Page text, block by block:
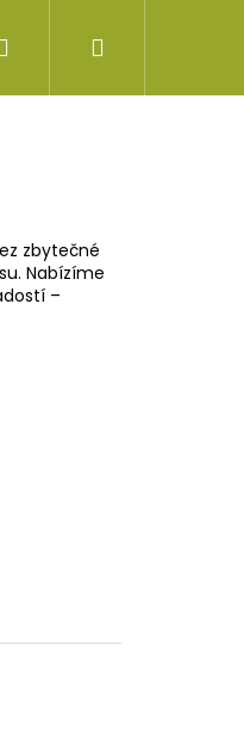
kol Repase
Přihlášení
zbytečné
Nabízíme
–